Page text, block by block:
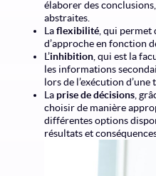
élaborer des
abstraites.
Laflexibilité, qui permet
d’approche en fonction
L’inhibition, qui est la
les informations
lors de l’exécution d’une
La prise de décisions,
choisir de manière
différentes options
résultats et